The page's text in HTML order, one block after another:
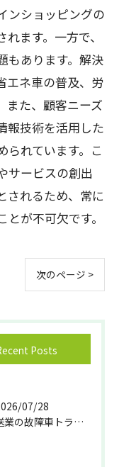
ンショッピングの
ます。一方で、
もあります。解決
エネ車の普及、労
また、顧客ニーズ
報技術を活用した
られています。こ
サービスの創出
されるため、常に
が不可欠です。
次のページ >
Posts
07/28
運送業の故障車トラブル即時対処法